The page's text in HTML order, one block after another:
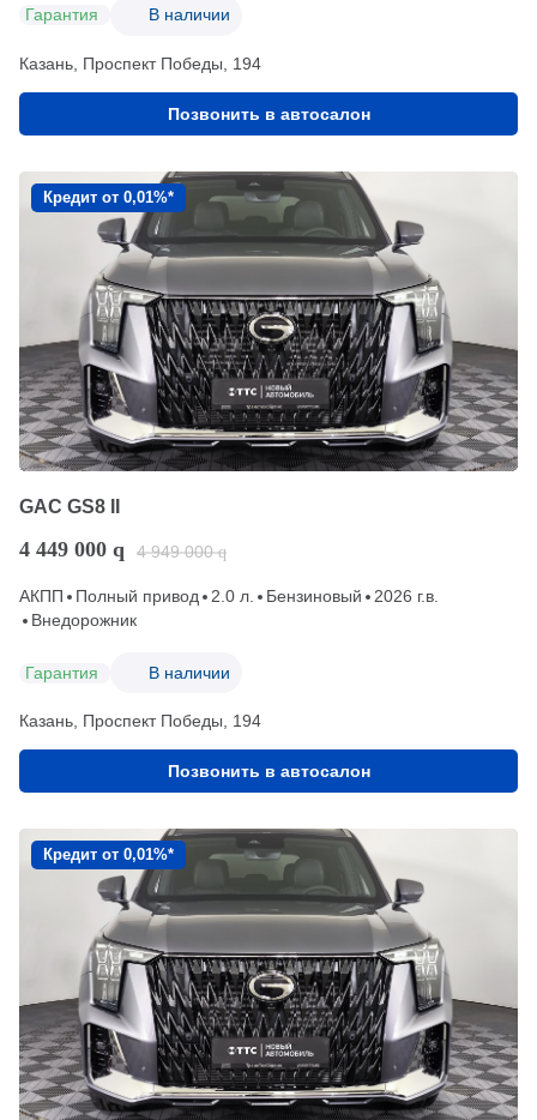
Гарантия В наличии
Казань, Проспект Победы, 194
Позвонить в автосалон
Кредит от 0,01%*
GAC GS8 II
4 449 000 q 4 949 000 q
АКПП Полный привод 2.0 л. Бензиновый
2026 г.в.
Внедорожник
Гарантия В наличии
Казань, Проспект Победы, 194
Позвонить в автосалон
Кредит от 0,01%*